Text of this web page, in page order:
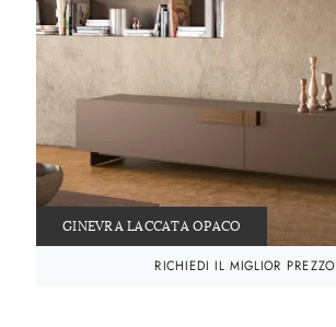
GINEVRA LACCATA OPACO
RICHIEDI IL MIGLIOR PREZZO